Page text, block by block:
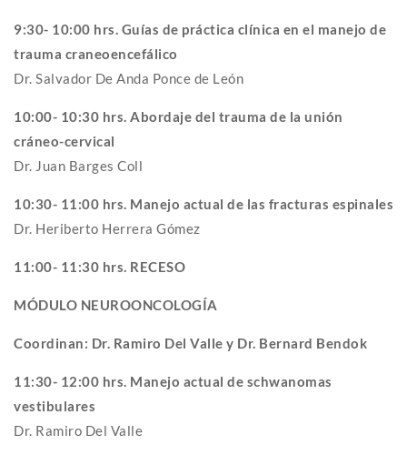
9:30- 10:00 hrs. Guías de práctica clínica en el manejo de
trauma craneoencefálico
Dr. Salvador De Anda Ponce de León
10:00- 10:30 hrs. Abordaje del trauma de la unión
cráneo-cervical
Dr. Juan Barges Coll
10:30- 11:00 hrs. Manejo actual de las fracturas espinales
Dr. Heriberto Herrera Gómez
11:00- 11:30 hrs. RECESO
MÓDULO NEUROONCOLOGÍA
Coordinan: Dr. Ramiro Del Valle y Dr. Bernard Bendok
11:30- 12:00 hrs. Manejo actual de schwanomas
vestibulares
Dr. Ramiro Del Valle